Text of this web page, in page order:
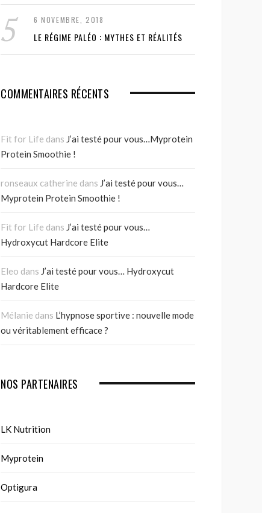
6 NOVEMBRE, 2018
LE RÉGIME PALÉO : MYTHES ET RÉALITÉS
COMMENTAIRES RÉCENTS
Fit for Life dans J’ai testé pour vous…Myprotein
Protein Smoothie !
ronseaux catherine dans J’ai testé pour vous…
Myprotein Protein Smoothie !
Fit for Life dans J’ai testé pour vous…
Hydroxycut Hardcore Elite
Eleo dans J’ai testé pour vous… Hydroxycut
Hardcore Elite
Mélanie dans L’hypnose sportive : nouvelle mode
ou véritablement efficace ?
NOS PARTENAIRES
LK Nutrition
Myprotein
Optigura